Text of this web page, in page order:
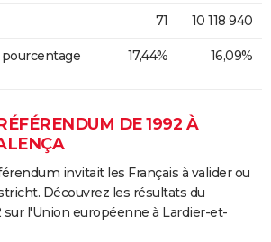
71 10 118 940
17,44% 16,09%
DE 1992 À
invitait les Français à valider ou
Découvrez les résultats du
sur l'Union européenne à Lardier-et-